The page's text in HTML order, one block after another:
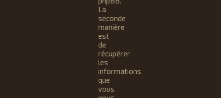
La
seconde
manière
est
de
récupérer
les
informations
que
vous